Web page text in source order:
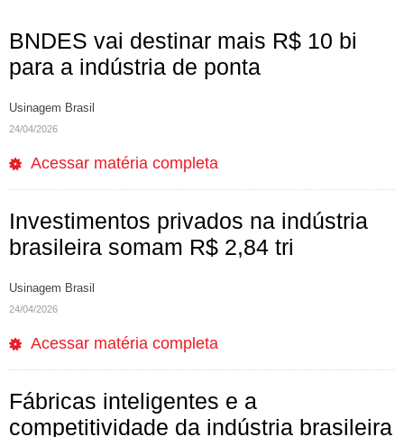
BNDES vai destinar mais R$ 10 bi
para a indústria de ponta
Usinagem Brasil
24/04/2026
Acessar matéria completa
Investimentos privados na indústria
brasileira somam R$ 2,84 tri
Usinagem Brasil
24/04/2026
Acessar matéria completa
Fábricas inteligentes e a
competitividade da indústria brasileira